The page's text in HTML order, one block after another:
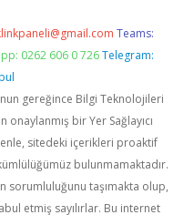
Teams:
0262 606 0 726 Telegram:
gereğince Bilgi Teknolojileri
bir Yer Sağlayıcı
sitedeki içerikleri proaktif
bulunmamaktadır.
sorumluluğunu taşımakta olup,
etmiş sayılırlar. Bu internet